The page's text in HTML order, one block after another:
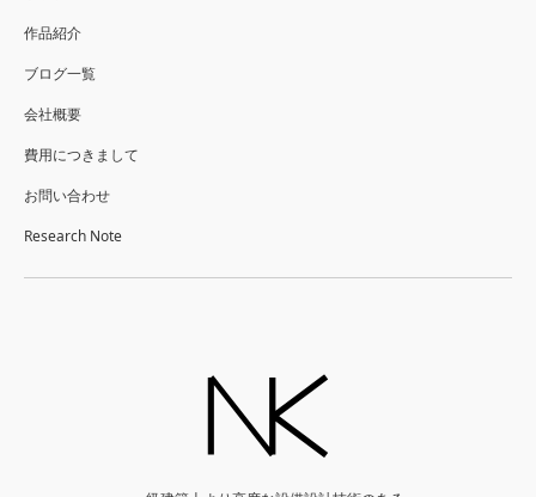
作品紹介
ブログ一覧
会社概要
費用につきまして
お問い合わせ
Research Note